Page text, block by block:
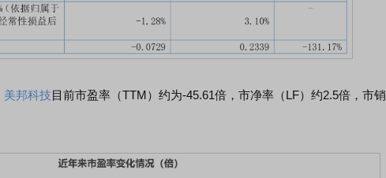
美邦科技目前市盈率（TTM）约为-45.61倍，市净率（LF）约2.5倍，市销